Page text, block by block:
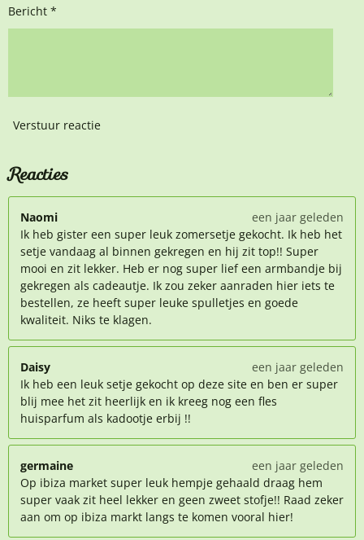
Bericht *
Verstuur reactie
Reacties
Naomi
een jaar geleden
Ik heb gister een super leuk zomersetje gekocht. Ik heb het
setje vandaag al binnen gekregen en hij zit top!! Super
mooi en zit lekker. Heb er nog super lief een armbandje bij
gekregen als cadeautje. Ik zou zeker aanraden hier iets te
bestellen, ze heeft super leuke spulletjes en goede
kwaliteit. Niks te klagen.
Daisy
een jaar geleden
Ik heb een leuk setje gekocht op deze site en ben er super
blij mee het zit heerlijk en ik kreeg nog een fles
huisparfum als kadootje erbij !!
germaine
een jaar geleden
Op ibiza market super leuk hempje gehaald draag hem
super vaak zit heel lekker en geen zweet stofje!! Raad zeker
aan om op ibiza markt langs te komen vooral hier!